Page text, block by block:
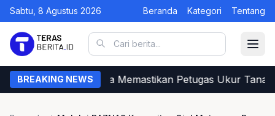
Sabtu, 8 Agustus 2026 Beranda Kategori Tentang
BREAKING NEWS
Begini Cara Warga Memastikan Petugas Ukur Tanah